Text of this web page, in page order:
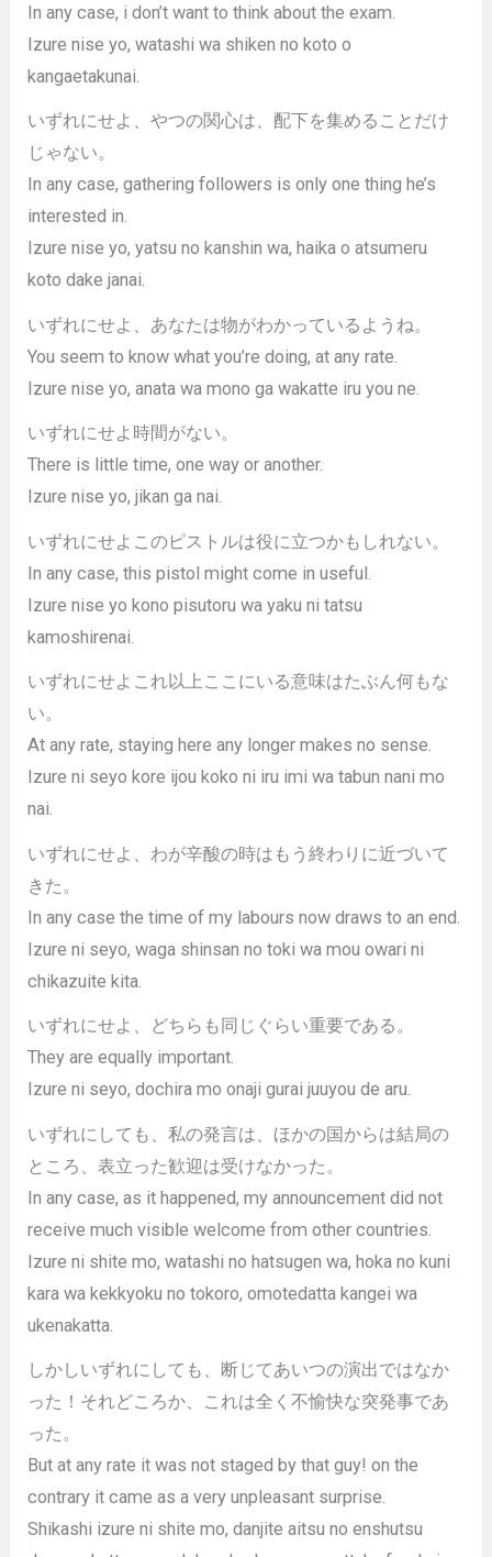
In any case, i don’t want to think about the exam.
Izure nise yo, watashi wa shiken no koto o
kangaetakunai.
いずれにせよ、やつの関心は、配下を集めることだけ
じゃない。
In any case, gathering followers is only one thing he’s
interested in.
Izure nise yo, yatsu no kanshin wa, haika o atsumeru
koto dake janai.
いずれにせよ、あなたは物がわかっているようね。
You seem to know what you’re doing, at any rate.
Izure nise yo, anata wa mono ga wakatte iru you ne.
いずれにせよ時間がない。
There is little time, one way or another.
Izure nise yo, jikan ga nai.
いずれにせよこのピストルは役に立つかもしれない。
In any case, this pistol might come in useful.
Izure nise yo kono pisutoru wa yaku ni tatsu
kamoshirenai.
いずれにせよこれ以上ここにいる意味はたぶん何もな
い。
At any rate, staying here any longer makes no sense.
Izure ni seyo kore ijou koko ni iru imi wa tabun nani mo
nai.
いずれにせよ、わが辛酸の時はもう終わりに近づいて
きた。
In any case the time of my labours now draws to an end.
Izure ni seyo, waga shinsan no toki wa mou owari ni
chikazuite kita.
いずれにせよ、どちらも同じぐらい重要である。
They are equally important.
Izure ni seyo, dochira mo onaji gurai juuyou de aru.
いずれにしても、私の発言は、ほかの国からは結局の
ところ、表立った歓迎は受けなかった。
In any case, as it happened, my announcement did not
receive much visible welcome from other countries.
Izure ni shite mo, watashi no hatsugen wa, hoka no kuni
kara wa kekkyoku no tokoro, omotedatta kangei wa
ukenakatta.
しかしいずれにしても、断じてあいつの演出ではなか
った！それどころか、これは全く不愉快な突発事であ
った。
But at any rate it was not staged by that guy! on the
contrary it came as a very unpleasant surprise.
Shikashi izure ni shite mo, danjite aitsu no enshutsu